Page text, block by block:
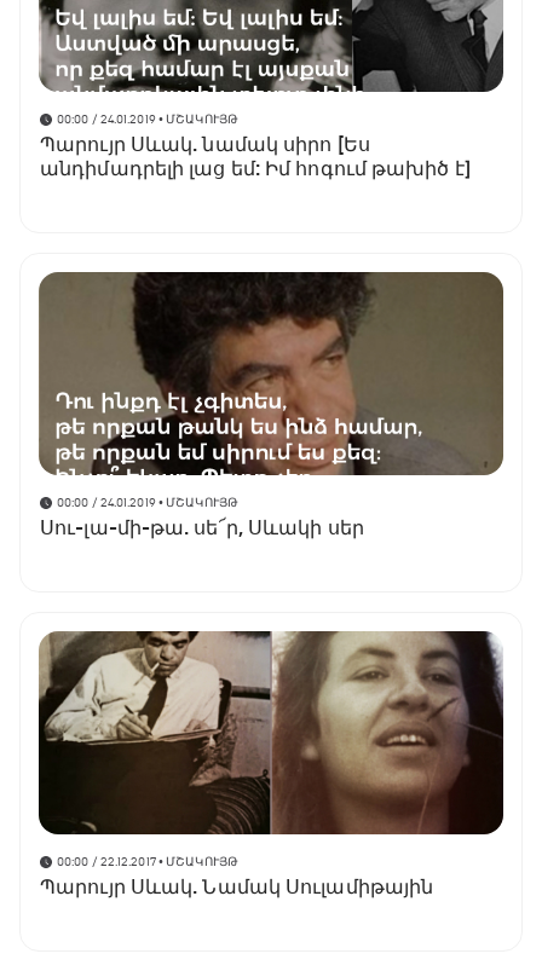
00:00 / 24.01.2019• ՄՇԱԿՈՒՅԹ
Պարույր Սևակ. նամակ սիրո [Ես
անդիմադրելի լաց եմ: Իմ հոգում թախիծ է]
00:00 / 24.01.2019• ՄՇԱԿՈՒՅԹ
Սու-լա-մի-թա. սե՜ր, Սևակի սեր
00:00 / 22.12.2017• ՄՇԱԿՈՒՅԹ
Պարույր Սևակ. Նամակ Սուլամիթային